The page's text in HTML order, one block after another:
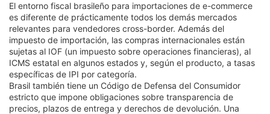
El entorno fiscal brasileño para importaciones de e-commerce
es diferente de prácticamente todos los demás mercados
relevantes para vendedores cross-border. Además del
impuesto de importación, las compras internacionales están
sujetas al IOF (un impuesto sobre operaciones financieras), al
ICMS estatal en algunos estados y, según el producto, a tasas
específicas de IPI por categoría.
Brasil también tiene un Código de Defensa del Consumidor
estricto que impone obligaciones sobre transparencia de
precios, plazos de entrega y derechos de devolución. Una